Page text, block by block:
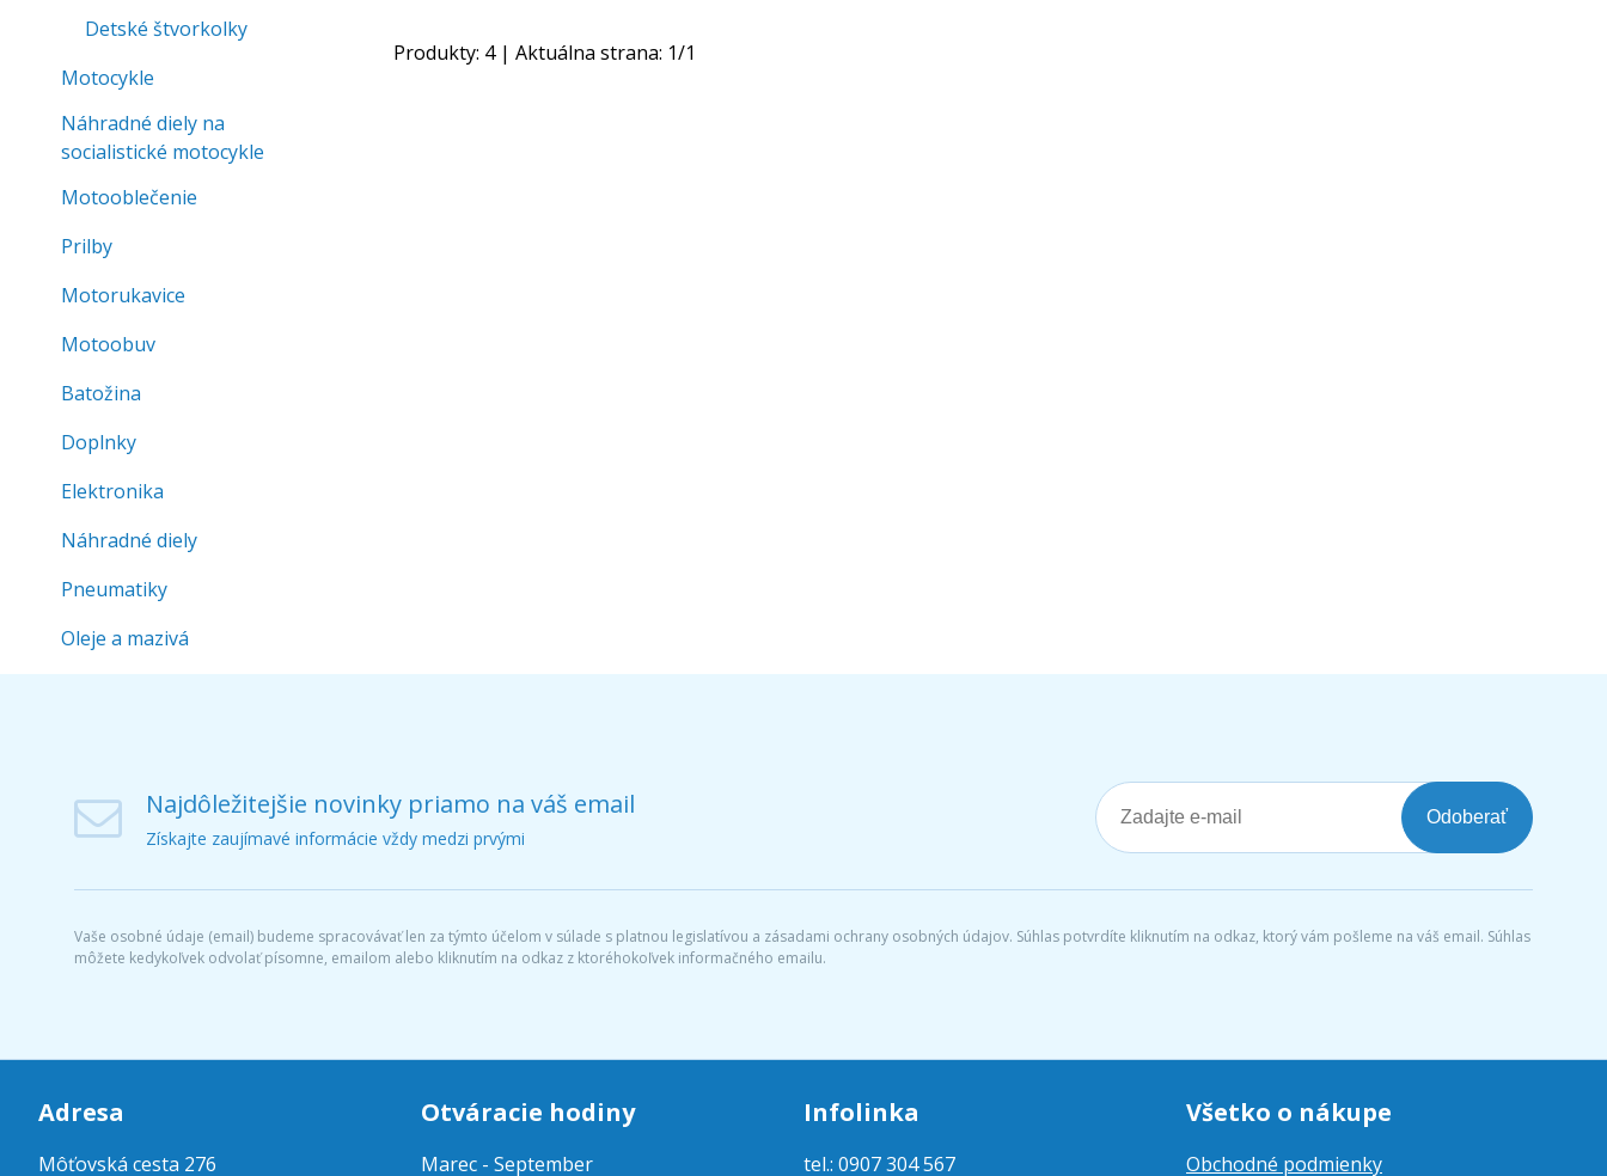
Produkty: 4| Aktuálna strana: 1/1
Detské štvorkolky
Motocykle
Náhradné diely na
socialistické motocykle
Motooblečenie
Prilby
Motorukavice
Motoobuv
Batožina
Doplnky
Elektronika
Náhradné diely
Pneumatiky
Oleje a mazivá
Najdôležitejšie novinky priamo na váš email
Získajte zaujímavé informácie vždy medzi prvými
Odoberať
Vaše osobné údaje (email) budeme spracovávať len za týmto účelom v súlade s platnou legislatívou a zásadami ochrany osobných údajov. Súhlas potvrdíte kliknutím na odkaz, ktorý vám pošleme na váš email. Súhlas
môžete kedykoľvek odvolať písomne, emailom alebo kliknutím na odkaz z ktoréhokoľvek informačného emailu.
Adresa
Môťovská cesta 276
Otváracie hodiny
Marec - September
Infolinka
tel.: 0907 304 567
Všetko o nákupe
Obchodné podmienky